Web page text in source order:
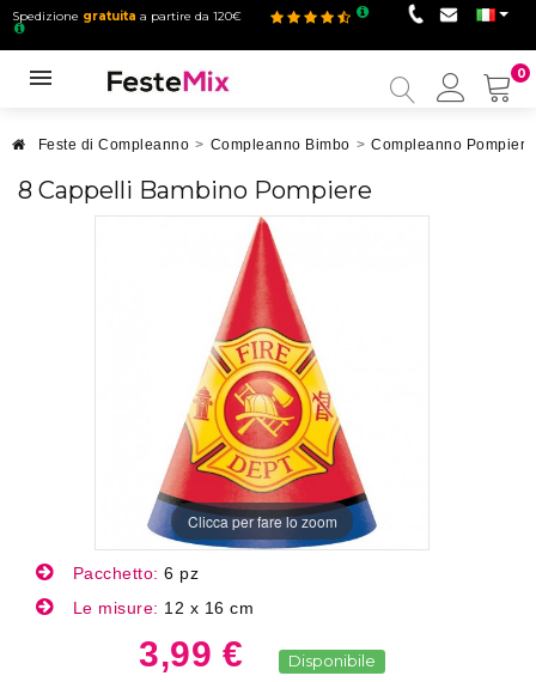
Spedizione gratuita a partire da 120€
0
mio
Feste di Compleanno > Compleanno Bimbo > Compleanno Pompiere
8 Cappelli Bambino Pompiere
Clicca per fare lo zoom
Pacchetto: 6 pz
Le misure: 12 x 16 cm
3,99 € Disponibile